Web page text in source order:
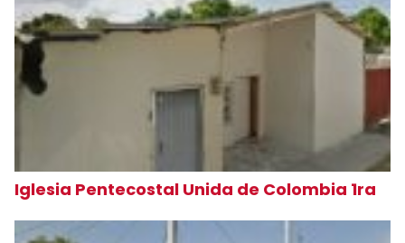
Iglesia Pentecostal Unida de Colombia 1ra